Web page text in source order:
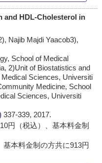
and HDL-Cholesterol in
Najib Majdi Yaacob3),
School of Medical
2)Unit of Biostatistics and
Sciences, Universiti
Medicine, School
Sciences, Universiti
337-339, 2017.
円（税込）、基本料金制
本料金制の方共に913円